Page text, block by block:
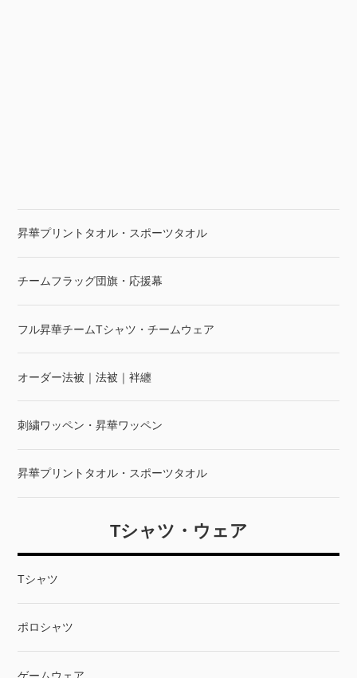
昇華プリントタオル・スポーツタオル
チームフラッグ団旗・応援幕
フル昇華チームTシャツ・チームウェア
オーダー法被｜法被｜袢纏
刺繍ワッペン・昇華ワッペン
昇華プリントタオル・スポーツタオル
Tシャツ・ウェア
Tシャツ
ポロシャツ
ゲームウェア